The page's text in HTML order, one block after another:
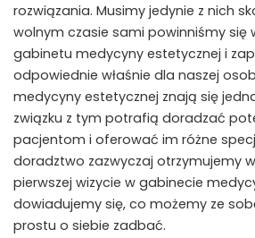
rozwiązania. Musimy jedynie z nich
wolnym czasie sami powinniśmy się
gabinetu medycyny estetycznej i
odpowiednie właśnie dla naszej
medycyny estetycznej znają się
związku z tym potrafią doradzać
pacjentom i oferować im różne
doradztwo zazwyczaj otrzymujemy
pierwszej wizycie w gabinecie
dowiadujemy się, co możemy ze
prostu o siebie zadbać.